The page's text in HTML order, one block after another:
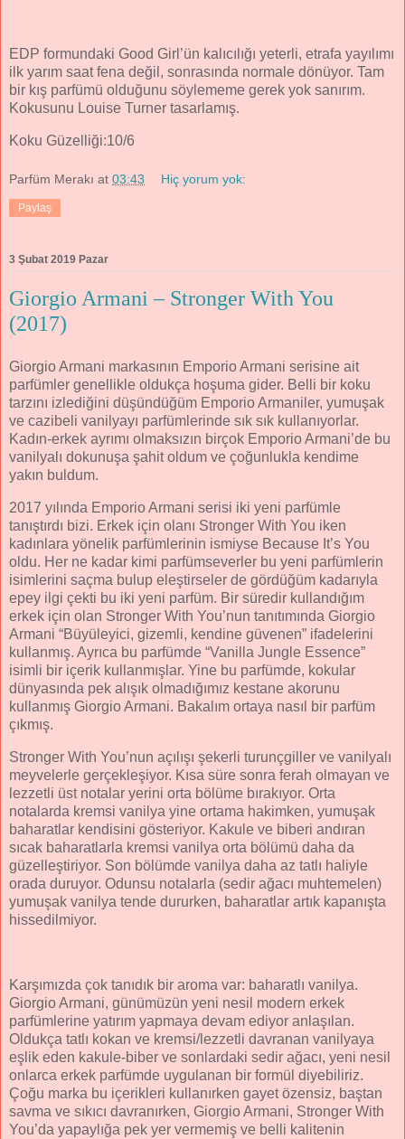
EDP formundaki Good Girl’ün kalıcılığı yeterli, etrafa yayılımı
ilk yarım saat fena değil, sonrasında normale dönüyor. Tam
bir kış parfümü olduğunu söylememe gerek yok sanırım.
Kokusunu Louise Turner tasarlamış.
Koku Güzelliği:10/6
Parfüm Merakı at 03:43 Hiç yorum yok:
Paylaş
3 Şubat 2019 Pazar
Giorgio Armani – Stronger With You
(2017)
Giorgio Armani markasının Emporio Armani serisine ait
parfümler genellikle oldukça hoşuma gider. Belli bir koku
tarzını izlediğini düşündüğüm Emporio Armaniler, yumuşak
ve cazibeli vanilyayı parfümlerinde sık sık kullanıyorlar.
Kadın-erkek ayrımı olmaksızın birçok Emporio Armani’de bu
vanilyalı dokunuşa şahit oldum ve çoğunlukla kendime
yakın buldum.
2017 yılında Emporio Armani serisi iki yeni parfümle
tanıştırdı bizi. Erkek için olanı Stronger With You iken
kadınlara yönelik parfümlerinin ismiyse Because It’s You
oldu. Her ne kadar kimi parfümseverler bu yeni parfümlerin
isimlerini saçma bulup eleştirseler de gördüğüm kadarıyla
epey ilgi çekti bu iki yeni parfüm. Bir süredir kullandığım
erkek için olan Stronger With You’nun tanıtımında Giorgio
Armani “Büyüleyici, gizemli, kendine güvenen” ifadelerini
kullanmış. Ayrıca bu parfümde “Vanilla Jungle Essence”
isimli bir içerik kullanmışlar. Yine bu parfümde, kokular
dünyasında pek alışık olmadığımız kestane akorunu
kullanmış Giorgio Armani. Bakalım ortaya nasıl bir parfüm
çıkmış.
Stronger With You’nun açılışı şekerli turunçgiller ve vanilyalı
meyvelerle gerçekleşiyor. Kısa süre sonra ferah olmayan ve
lezzetli üst notalar yerini orta bölüme bırakıyor. Orta
notalarda kremsi vanilya yine ortama hakimken, yumuşak
baharatlar kendisini gösteriyor. Kakule ve biberi andıran
sıcak baharatlarla kremsi vanilya orta bölümü daha da
güzelleştiriyor. Son bölümde vanilya daha az tatlı haliyle
orada duruyor. Odunsu notalarla (sedir ağacı muhtemelen)
yumuşak vanilya tende dururken, baharatlar artık kapanışta
hissedilmiyor.
Karşımızda çok tanıdık bir aroma var: baharatlı vanilya.
Giorgio Armani, günümüzün yeni nesil modern erkek
parfümlerine yatırım yapmaya devam ediyor anlaşılan.
Oldukça tatlı kokan ve kremsi/lezzetli davranan vanilyaya
eşlik eden kakule-biber ve sonlardaki sedir ağacı, yeni nesil
onlarca erkek parfümde uygulanan bir formül diyebiliriz.
Çoğu marka bu içerikleri kullanırken gayet özensiz, baştan
savma ve sıkıcı davranırken, Giorgio Armani, Stronger With
You’da yapaylığa pek yer vermemiş ve belli kalitenin